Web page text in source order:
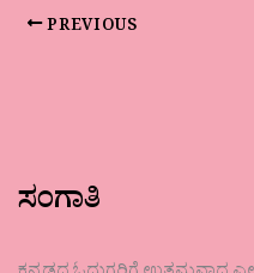
PREVIOUS
ಸಂಗಾತಿ